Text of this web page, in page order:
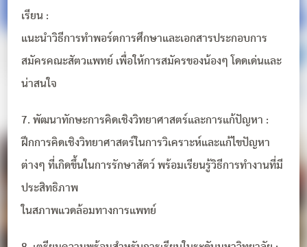
เรียน :
แนะนำวิธีการทำพอร์ตการศึกษาและเอกสารประกอบการ
สมัครคณะสัตวแพทย์ เพื่อให้การสมัครของน้องๆ โดดเด่นและ
น่าสนใจ
7. พัฒนาทักษะการคิดเชิงวิทยาศาสตร์และการแก้ปัญหา :
ฝึกการคิดเชิงวิทยาศาสตร์ในการวิเคราะห์และแก้ไขปัญหา
ต่างๆ ที่เกิดขึ้นในการรักษาสัตว์ พร้อมเรียนรู้วิธีการทำงานที่มี
ประสิทธิภาพ
ในสภาพแวดล้อมทางการแพทย์